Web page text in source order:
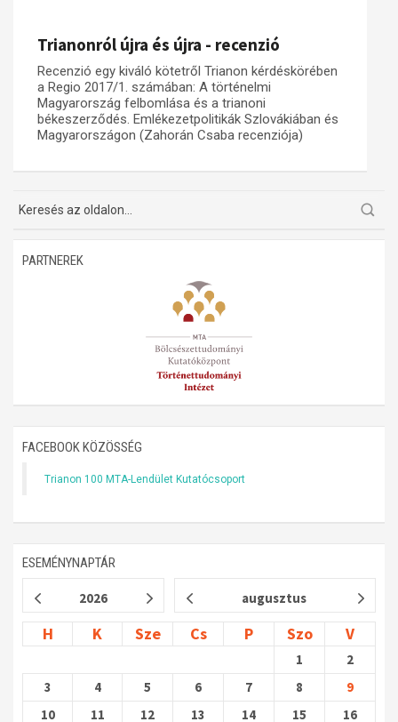
Trianonról újra és újra - recenzió
Recenzió egy kiváló kötetről Trianon kérdéskörében
a Regio 2017/1. számában: A történelmi
Magyarország felbomlása és a trianoni
békeszerződés. Emlékezetpolitikák Szlovákiában és
Magyarországon (Zahorán Csaba recenziója)
PARTNEREK
FACEBOOK KÖZÖSSÉG
Trianon 100 MTA-Lendület Kutatócsoport
ESEMÉNYNAPTÁR
2026 augusztus
H K Sze Cs P Szo V
1
2
3
4 5 6 7 8
9
10
11 12 13 14 15 16